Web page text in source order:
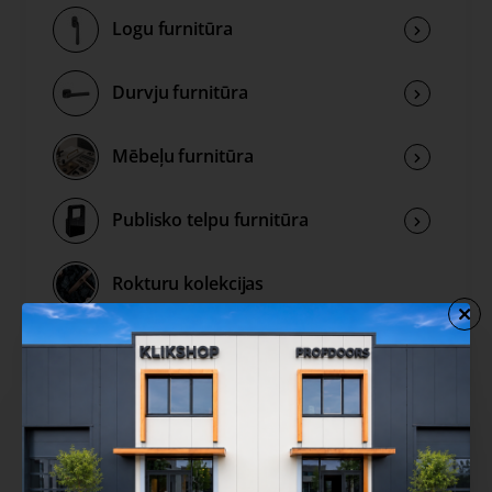
Logu furnitūra
Durvju furnitūra
Mēbeļu furnitūra
Publisko telpu furnitūra
Rokturu kolekcijas
Izpārdošana